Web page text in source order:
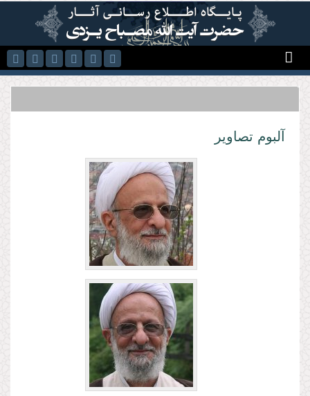
رفتن به محتوای اصلی
آلبوم تصاویر